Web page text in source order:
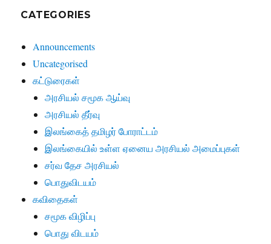
CATEGORIES
Announcements
Uncategorised
கட்டுரைகள்
அரசியல் சமூக ஆய்வு
அரசியல் தீர்வு
இலங்கைத் தமிழர் போராட்டம்
இலங்கையில் உள்ள ஏனைய அரசியல் அமைப்புகள்
சர்வ தேச அரசியல்
பொதுவிடயம்
கவிதைகள்
சமூக விழிப்பு
பொது விடயம்